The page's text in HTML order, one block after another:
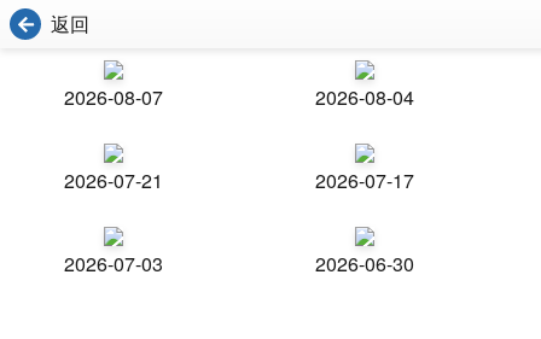
返回
2026-08-07 2026-08-04
2026-07-21 2026-07-17
2026-07-03 2026-06-30